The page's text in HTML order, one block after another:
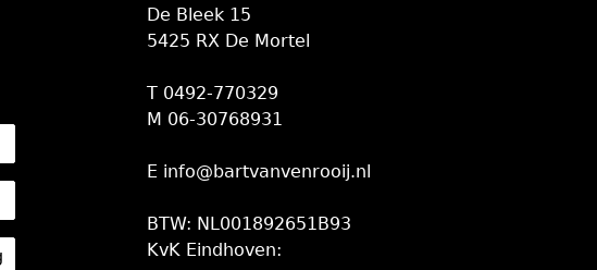
De Bleek 15
5425 RX De Mortel
T 0492-770329
M 06-30768931
E info@bartvanvenrooij.nl
BTW: NL001892651B93
KvK Eindhoven: